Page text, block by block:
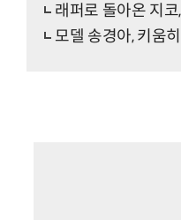
래퍼로 돌아온 지
모델 송경아, 키움